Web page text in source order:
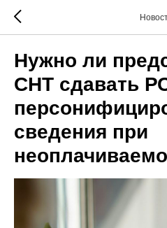
Нужно ли
СНТ сдавать
сведения при